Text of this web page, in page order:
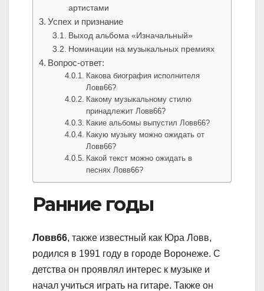
артистами
Успех и признание
Выход альбома «Изначальный»
Номинации на музыкальных премиях
Вопрос-ответ:
Какова биография исполнителя
Ловв66?
Какому музыкальному стилю
принадлежит Ловв66?
Какие альбомы выпустил Ловв66?
Какую музыку можно ожидать от
Ловв66?
Какой текст можно ожидать в
песнях Ловв66?
Ранние годы
Ловв66, также известный как Юра Ловв,
родился в 1991 году в городе Воронеже. С
детства он проявлял интерес к музыке и
начал учиться играть на гитаре. Также он